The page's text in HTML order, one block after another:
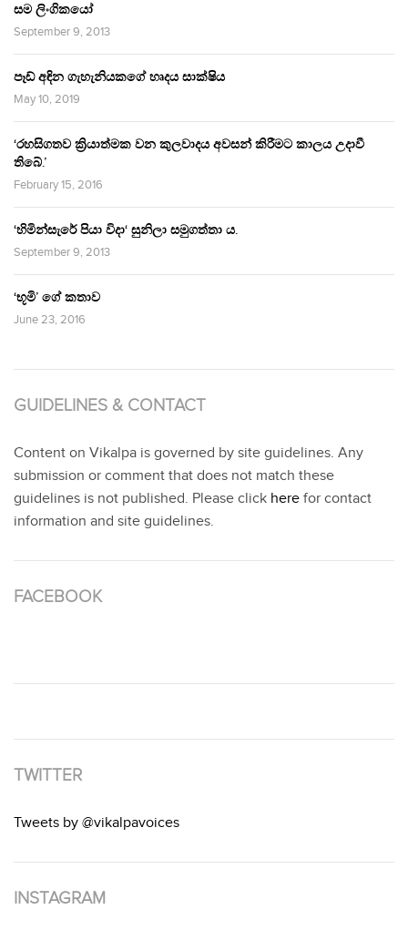
සම ලිංගිකයෝ
September 9, 2013
පෑඩ් අඳින ගැහැනියකගේ හෘදය සාක්ෂිය
May 10, 2019
‘රහසිගතව ක්‍රියාත්මක වන කුලවාදය අවසන් කිරීමට කාලය උදාවී
තිබේ.’
February 15, 2016
‘හිමින්සැරේ පියා විදා‘ සුනිලා සමුගත්තා ය.
September 9, 2013
‘භූමි’ ගේ කතාව
June 23, 2016
GUIDELINES & CONTACT
Content on Vikalpa is governed by site guidelines. Any
submission or comment that does not match these
guidelines is not published. Please click here for contact
information and site guidelines.
FACEBOOK
TWITTER
Tweets by @vikalpavoices
INSTAGRAM